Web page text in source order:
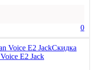
0
Скидка
E2 Jack